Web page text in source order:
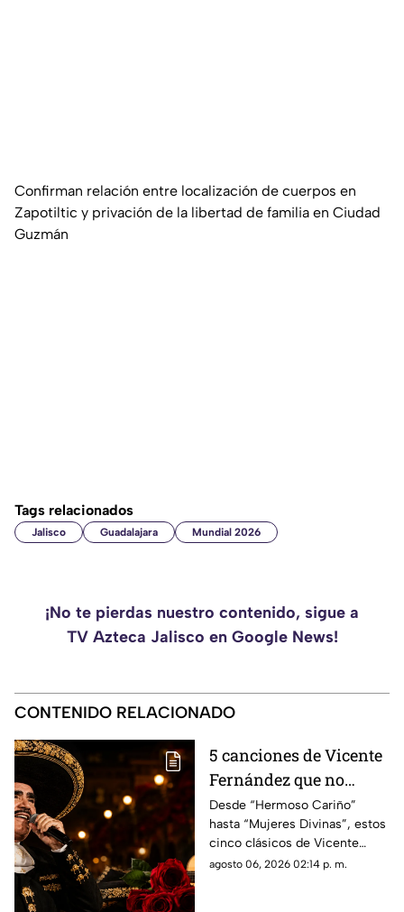
Confirman relación entre localización de cuerpos en
Zapotiltic y privación de la libertad de familia en Ciudad
Guzmán
Tags relacionados
Jalisco Guadalajara Mundial 2026
¡No te pierdas nuestro contenido, sigue a
TV Azteca Jalisco en Google News!
CONTENIDO RELACIONADO
5 canciones de Vicente
Fernández que no
pueden faltar en una
serenata
Desde “Hermoso Cariño”
hasta “Mujeres Divinas”, estos
cinco clásicos de Vicente
Fernández son una apuesta
agosto 06, 2026 02:14 p. m.